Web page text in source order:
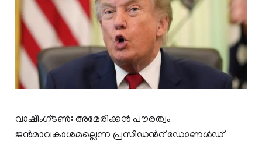
വാഷിംഗ്ടൺ: അമേരിക്കൻ പൗരത്വം
ജൻമാവകാശമല്ലെന്ന പ്രസിഡന്‍റ് ഡോണൾഡ്